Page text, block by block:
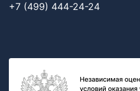
+7 (499) 444-24-24